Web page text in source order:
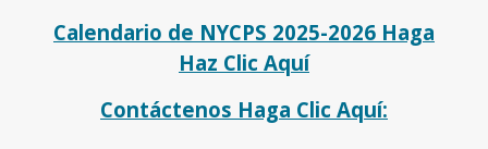
Calendario de NYCPS 2025-2026 Haga
Haz Clic Aquí
Contáctenos Haga Clic Aquí: